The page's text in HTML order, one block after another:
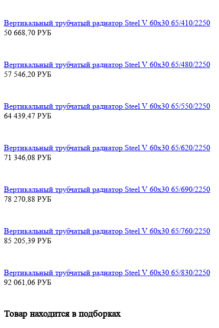
Вертикальный трубчатый радиатор Steel V 60х30 65/410/2250
50 668,70 РУБ
Вертикальный трубчатый радиатор Steel V 60х30 65/480/2250
57 546,20 РУБ
Вертикальный трубчатый радиатор Steel V 60х30 65/550/2250
64 439,47 РУБ
Вертикальный трубчатый радиатор Steel V 60х30 65/620/2250
71 346,08 РУБ
Вертикальный трубчатый радиатор Steel V 60х30 65/690/2250
78 270,88 РУБ
Вертикальный трубчатый радиатор Steel V 60х30 65/760/2250
85 205,39 РУБ
Вертикальный трубчатый радиатор Steel V 60х30 65/830/2250
92 061,06 РУБ
Товар находится в подборках